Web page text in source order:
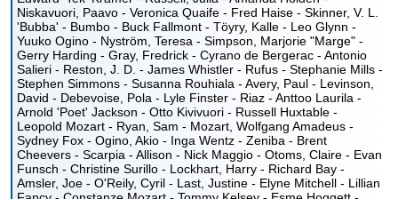
Niskavuori, Paavo - Veronica Quaife - Fred Haise - Skinner, V. L.
'Bubba' - Bumbo - Buck Fallmont - Töyry, Kalle - Leo Glynn -
Yuuko Ogino - Nyström, Teresa - Simpson, Marjorie "Marge" -
Gerry Harding - Gray, Fredrick - Cyrano de Bergerac - Antonio
Salieri - Reston, J. D. - James Whistler - Rufus - Stephanie Mills -
Stephen Simmons - Susanna Rouhiala - Avery, Paul - Levinson,
David - Debevoise, Pola - Lyle Finster - Riaz - Anttoo Laurila -
Arnold 'Poet' Jackson - Otto Kivivuori - Russell Huxtable -
Leopold Mozart - Ryan, Sam - Mozart, Wolfgang Amadeus -
Sydney Fox - Ogino, Akio - Inga Wentz - Zeniba - Brent
Cheevers - Scarpia - Allison - Nick Maggio - Otoms, Claire - Evan
Funsch - Christine Surillo - Lockhart, Harry - Richard Bay -
Amsler, Joe - O'Reily, Cyril - Last, Justine - Elyne Mitchell - Lillian